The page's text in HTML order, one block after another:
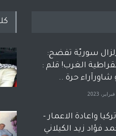
سوريّة تفضح:
الغرب! قلم :
شاورآراء حرة ..
واعادة الاعمار -
فؤاد زيد الكيلاني